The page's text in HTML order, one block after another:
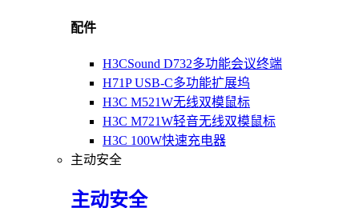
配件
H3CSound D732多功能会议终端
H71P USB-C多功能扩展坞
H3C M521W无线双模鼠标
H3C M721W轻音无线双模鼠标
H3C 100W快速充电器
主动安全
主动安全